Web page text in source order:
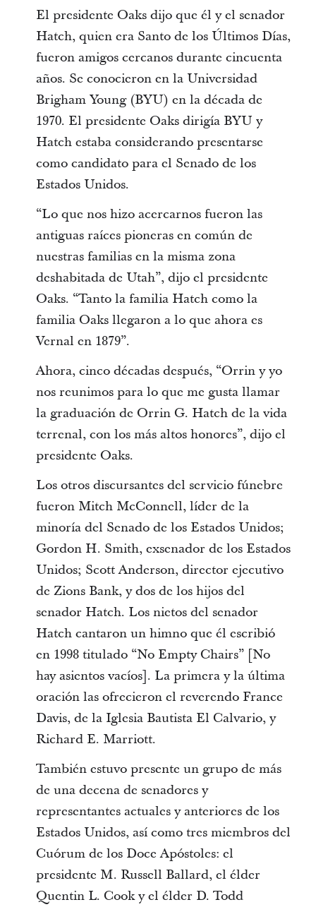
El presidente Oaks dijo que él y el senador
Hatch, quien era Santo de los Últimos Días,
fueron amigos cercanos durante cincuenta
años. Se conocieron en la Universidad
Brigham Young (BYU) en la década de
1970. El presidente Oaks dirigía BYU y
Hatch estaba considerando presentarse
como candidato para el Senado de los
Estados Unidos.
“Lo que nos hizo acercarnos fueron las
antiguas raíces pioneras en común de
nuestras familias en la misma zona
deshabitada de Utah”, dijo el presidente
Oaks. “Tanto la familia Hatch como la
familia Oaks llegaron a lo que ahora es
Vernal en 1879”.
Ahora, cinco décadas después, “Orrin y yo
nos reunimos para lo que me gusta llamar
la graduación de Orrin G. Hatch de la vida
terrenal, con los más altos honores”, dijo el
presidente Oaks.
Los otros discursantes del servicio fúnebre
fueron Mitch McConnell, líder de la
minoría del Senado de los Estados Unidos;
Gordon H. Smith, exsenador de los Estados
Unidos; Scott Anderson, director ejecutivo
de Zions Bank, y dos de los hijos del
senador Hatch. Los nietos del senador
Hatch cantaron un himno que él escribió
en 1998 titulado “No Empty Chairs” [No
hay asientos vacíos]. La primera y la última
oración las ofrecieron el reverendo France
Davis, de la Iglesia Bautista El Calvario, y
Richard E. Marriott.
También estuvo presente un grupo de más
de una decena de senadores y
representantes actuales y anteriores de los
Estados Unidos, así como tres miembros del
Cuórum de los Doce Apóstoles: el
presidente M. Russell Ballard, el élder
Quentin L. Cook y el élder D. Todd